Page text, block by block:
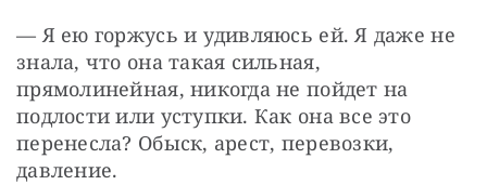
— Я ею горжусь и удивляюсь ей. Я даже не
знала, что она такая сильная,
прямолинейная, никогда не пойдет на
подлости или уступки. Как она все это
перенесла? Обыск, арест, перевозки,
давление.